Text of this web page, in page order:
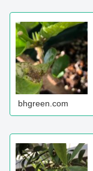
bhgreen.com